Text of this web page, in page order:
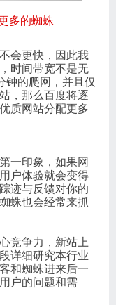
多的蜘蛛
会更快，因此我
时间带宽不是无
钟的爬网，并且仅
，那么百度将逐
质网站分配更多
一印象，如果网
户体验就会变得
迹与反馈对你的
蛛也会经常来抓
竞争力，新站上
详细研究本行业
和蜘蛛进来后一
户的问题和需